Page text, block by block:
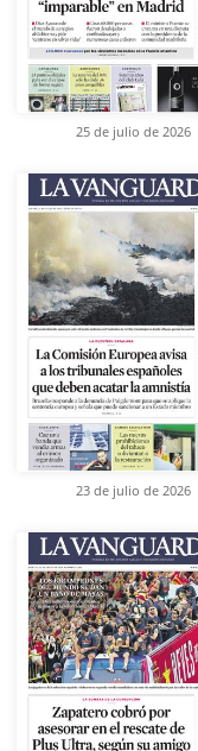
25 de julio de 2026
23 de julio de 2026